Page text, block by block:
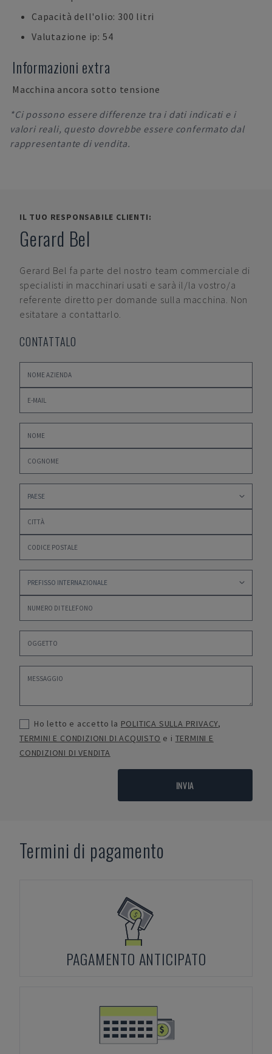
Capacità dell'olio: 300 litri
Valutazione ip: 54
Informazioni extra
Macchina ancora sotto tensione
*Ci possono essere differenze tra i dati indicati e i
valori reali, questo dovrebbe essere confermato dal
rappresentante di vendita.
IL TUO RESPONSABILE CLIENTI:
Gerard Bel
Gerard Bel fa parte del nostro team commerciale di
specialisti in macchinari usati e sarà il/la vostro/a
referente diretto per domande sulla macchina. Non
esitatare a contattarlo.
CONTATTALO
Ho letto e accetto la POLITICA SULLA PRIVACY,
TERMINI E CONDIZIONI DI ACQUISTO e i TERMINI E
CONDIZIONI DI VENDITA
INVIA
Termini di pagamento
PAGAMENTO ANTICIPATO